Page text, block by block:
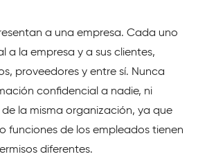
a una empresa. Cada uno
a la empresa y a sus clientes,
proveedores y entre sí. Nunca
confidencial a nadie, ni
la misma organización, ya que
funciones de los empleados tienen
diferentes.